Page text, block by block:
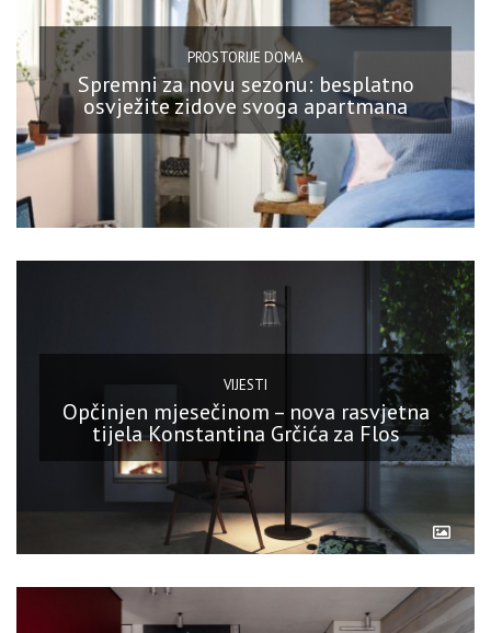
PROSTORIJE DOMA
Spremni za novu sezonu: besplatno
osvježite zidove svoga apartmana
VIJESTI
Opčinjen mjesečinom – nova rasvjetna
tijela Konstantina Grčića za Flos